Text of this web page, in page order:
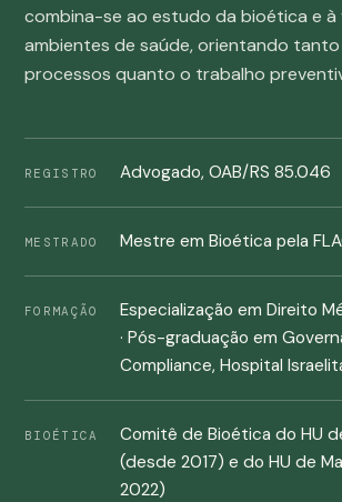
combina-se ao estudo da bioética e à
ambientes de saúde, orientando
processos quanto o trabalho
REGISTRO Advogado, OAB/RS 85.046
MESTRADO Mestre em Bioética pela
FORMAÇÃO
Especialização em Direito
· Pós-graduação em
Compliance, Hospital
BIOÉTICA
Comitê de Bioética do HU
(desde 2017) e do HU de
2022)